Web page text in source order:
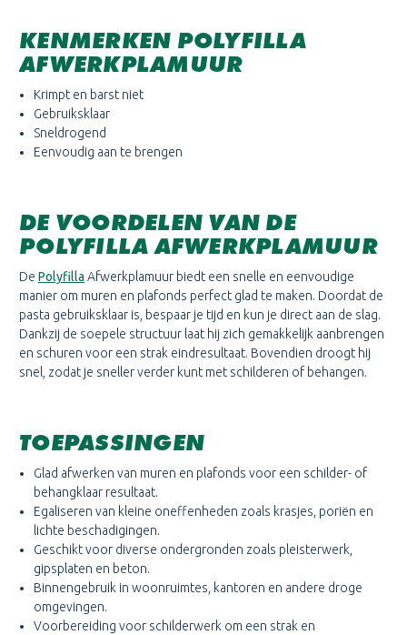
KENMERKEN POLYFILLA
AFWERKPLAMUUR
Krimpt en barst niet
Gebruiksklaar
Sneldrogend
Eenvoudig aan te brengen
DE VOORDELEN VAN DE
POLYFILLA AFWERKPLAMUUR
De Polyfilla Afwerkplamuur biedt een snelle en eenvoudige
manier om muren en plafonds perfect glad te maken. Doordat de
pasta gebruiksklaar is, bespaar je tijd en kun je direct aan de slag.
Dankzij de soepele structuur laat hij zich gemakkelijk aanbrengen
en schuren voor een strak eindresultaat. Bovendien droogt hij
snel, zodat je sneller verder kunt met schilderen of behangen.
TOEPASSINGEN
Glad afwerken van muren en plafonds voor een schilder- of
behangklaar resultaat.
Egaliseren van kleine oneffenheden zoals krasjes, poriën en
lichte beschadigingen.
Geschikt voor diverse ondergronden zoals pleisterwerk,
gipsplaten en beton.
Binnengebruik in woonruimtes, kantoren en andere droge
omgevingen.
Voorbereiding voor schilderwerk om een strak en